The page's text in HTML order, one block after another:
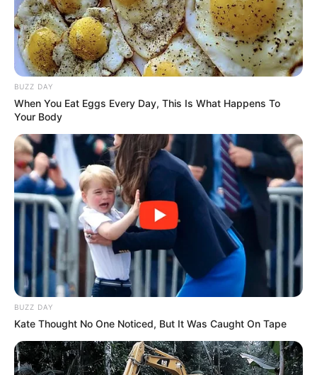
BUZZ DAY
When You Eat Eggs Every Day, This Is What Happens To
Your Body
BUZZ DAY
Kate Thought No One Noticed, But It Was Caught On Tape